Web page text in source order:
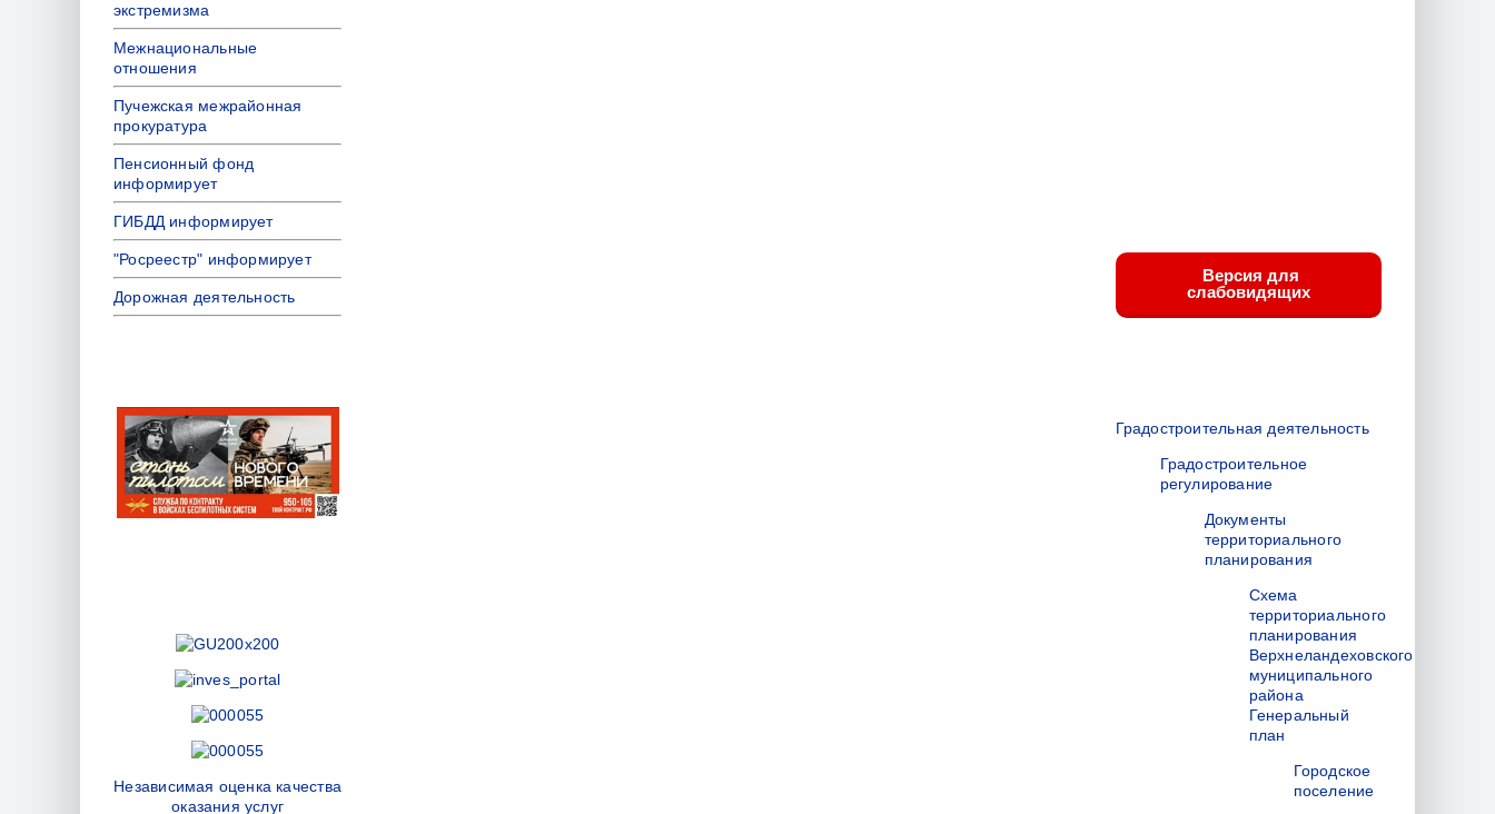
экстремизма
Межнациональные
отношения
Пучежская межрайонная
прокуратура
Пенсионный фонд
информирует
ГИБДД информирует
"Росреестр" информирует
Дорожная деятельность
Независимая оценка качества
оказания услуг
Версия для
слабовидящих
Градостроительная деятельность
Градостроительное
регулирование
Документы
территориального
планирования
Схема
территориального
планирования
Верхнеландеховского
муниципального
района
Генеральный
план
Городское
поселение